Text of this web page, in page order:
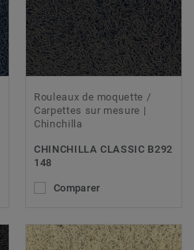
Rouleaux de moquette /
Carpettes sur mesure |
Chinchilla
CHINCHILLA CLASSIC B292
148
Comparer